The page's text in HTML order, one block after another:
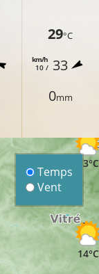
29°C
10 /
km/h 33
0mm
13°C
14°C
Temps
Vent